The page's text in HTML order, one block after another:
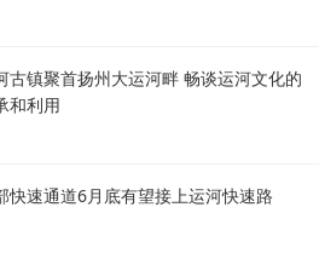
古镇聚首扬州大运河畔 畅谈运河文化的
和利用
快速通道6月底有望接上运河快速路